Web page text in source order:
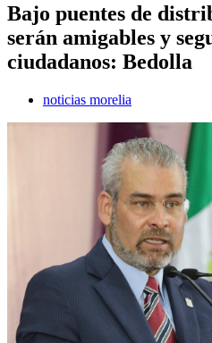
Bajo puentes de
serán amigables y
ciudadanos: Bedolla
noticias morelia